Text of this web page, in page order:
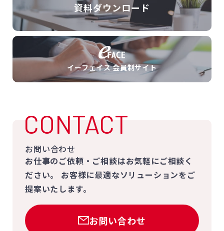
資料ダウンロード
イーフェイス 会員制サイト
CONTACT
お問い合わせ
お仕事のご依頼・ご相談はお気軽にご相談く
ださい。
お客様に最適なソリューションをご
提案いたします。
お問い合わせ